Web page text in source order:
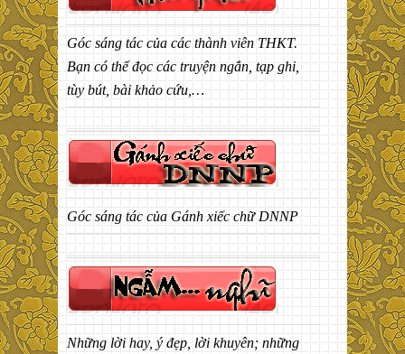
Góc sáng tác của các thành viên THKT.
Bạn có thể đọc các truyện ngắn, tạp ghi,
tùy bút, bài khảo cứu,…
Góc sáng tác của Gánh xiếc chữ DNNP
Những lời hay, ý đẹp, lời khuyên; những